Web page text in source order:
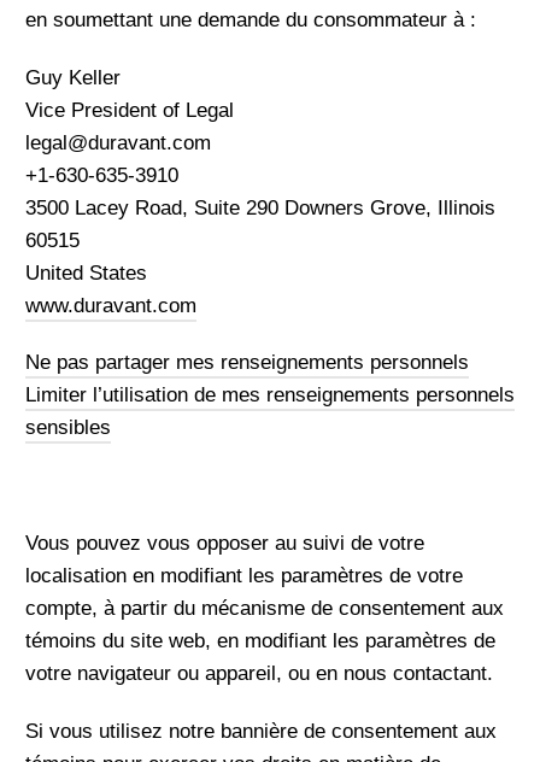
en soumettant une demande du consommateur à :
Guy Keller
Vice President of Legal
legal@duravant.com
+1-630-635-3910
3500 Lacey Road, Suite 290 Downers Grove, Illinois
60515
United States
www.duravant.com
Ne pas partager mes renseignements personnels
Limiter l’utilisation de mes renseignements personnels
sensibles
Vous pouvez vous opposer au suivi de votre
localisation en modifiant les paramètres de votre
compte, à partir du mécanisme de consentement aux
témoins du site web, en modifiant les paramètres de
votre navigateur ou appareil, ou en nous contactant.
Si vous utilisez notre bannière de consentement aux